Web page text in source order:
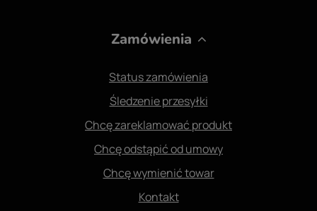
Zamówienia
Status zamówienia
Śledzenie przesyłki
Chcę zareklamować produkt
Chcę odstąpić od umowy
Chcę wymienić towar
Kontakt